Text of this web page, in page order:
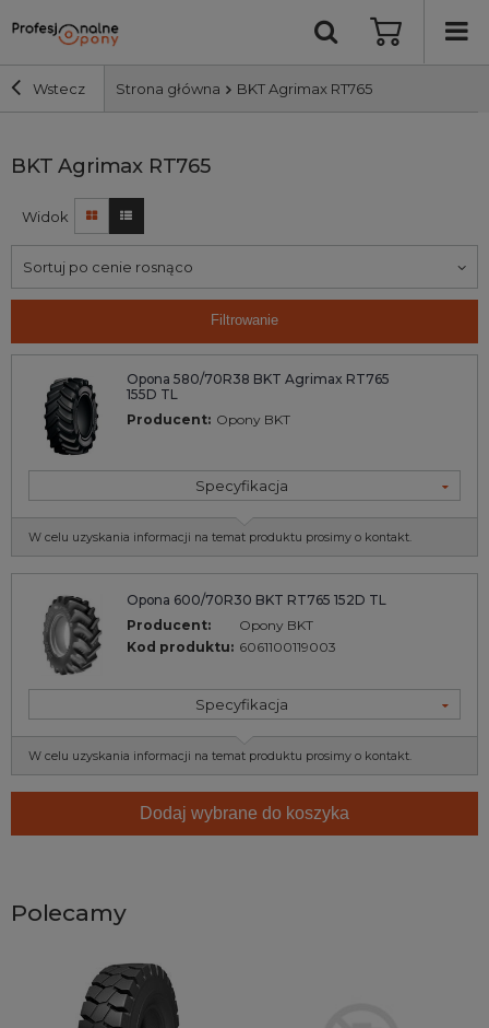
Wstecz Strona główna BKT Agrimax RT765
Szerokość i profil
Średnica
Producent
Nośność
BKT Agrimax RT765
Widok
Sortuj po cenie rosnąco
Filtrowanie
Opona 580/70R38 BKT Agrimax RT765
155D TL
Producent: Opony BKT
Specyfikacja
W celu uzyskania informacji na temat produktu prosimy o kontakt.
Opona 600/70R30 BKT RT765 152D TL
Producent:
Opony BKT
Kod produktu: 6061100119003
Specyfikacja
W celu uzyskania informacji na temat produktu prosimy o kontakt.
Dodaj wybrane do koszyka
Polecamy